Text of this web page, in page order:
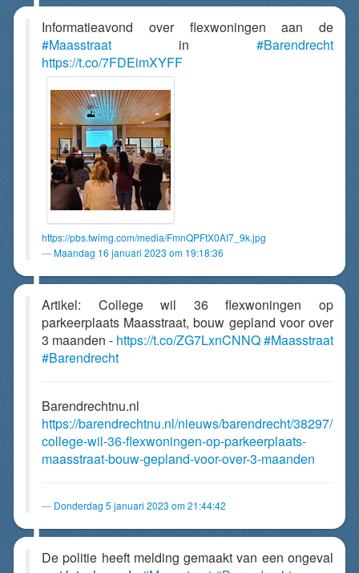
Informatieavond over flexwoningen aan de
#Maasstraat in #Barendrecht
https://t.co/7FDEimXYFF
https://pbs.twimg.com/media/FmnQPFtX0AI7_9k.jpg
Maandag 16 januari 2023 om 19:18:36
Artikel: College wil 36 flexwoningen op
parkeerplaats Maasstraat, bouw gepland voor over
3 maanden - https://t.co/ZG7LxnCNNQ#Maasstraat
#Barendrecht
Barendrechtnu.nl
https://barendrechtnu.nl/nieuws/barendrecht/38297/
college-wil-36-flexwoningen-op-parkeerplaats-
maasstraat-bouw-gepland-voor-over-3-maanden
Donderdag 5 januari 2023 om 21:44:42
De politie heeft melding gemaakt van een ongeval